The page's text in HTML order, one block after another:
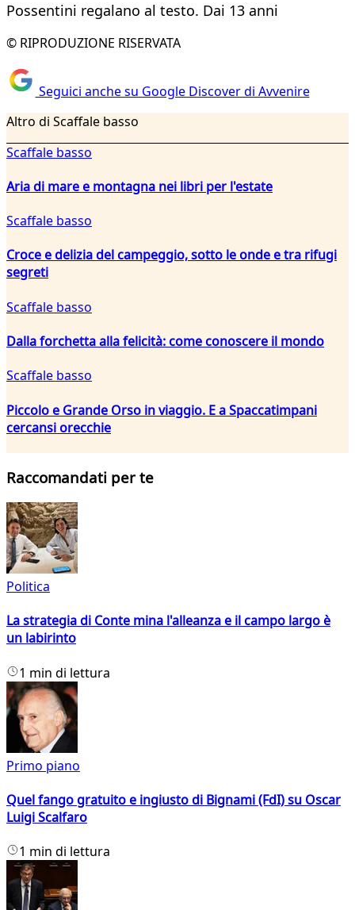
Possentini regalano al testo. Dai 13 anni
© RIPRODUZIONE RISERVATA
Seguici anche su Google Discover di Avvenire
Altro di Scaffale basso
Scaffale basso
Aria di mare e montagna nei libri per l'estate
Scaffale basso
Croce e delizia del campeggio, sotto le onde e tra rifugi
segreti
Scaffale basso
Dalla forchetta alla felicità: come conoscere il mondo
Scaffale basso
Piccolo e Grande Orso in viaggio. E a Spaccatimpani
cercansi orecchie
Raccomandati per te
Politica
La strategia di Conte mina l'alleanza e il campo largo è
un labirinto
1 min di lettura
Primo piano
Quel fango gratuito e ingiusto di Bignami (FdI) su Oscar
Luigi Scalfaro
1 min di lettura